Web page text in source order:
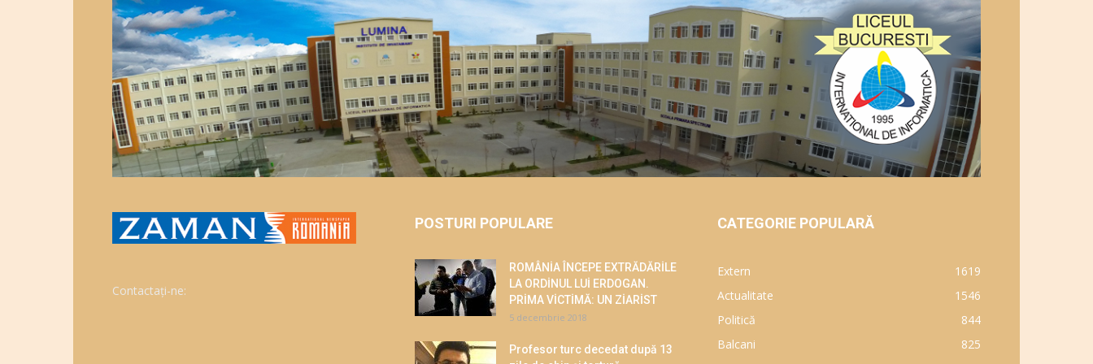
Contactați-ne:
POSTURI POPULARE
ROMÂNİA ÎNCEPE EXTRĂDĂRİLE
LA ORDİNUL LUİ ERDOGAN.
PRİMA VİCTİMĂ: UN ZİARİST
5 decembrie 2018
Profesor turc decedat după 13
CATEGORIE POPULARĂ
Extern
1619
Actualitate
1546
Politică
844
Balcani
825